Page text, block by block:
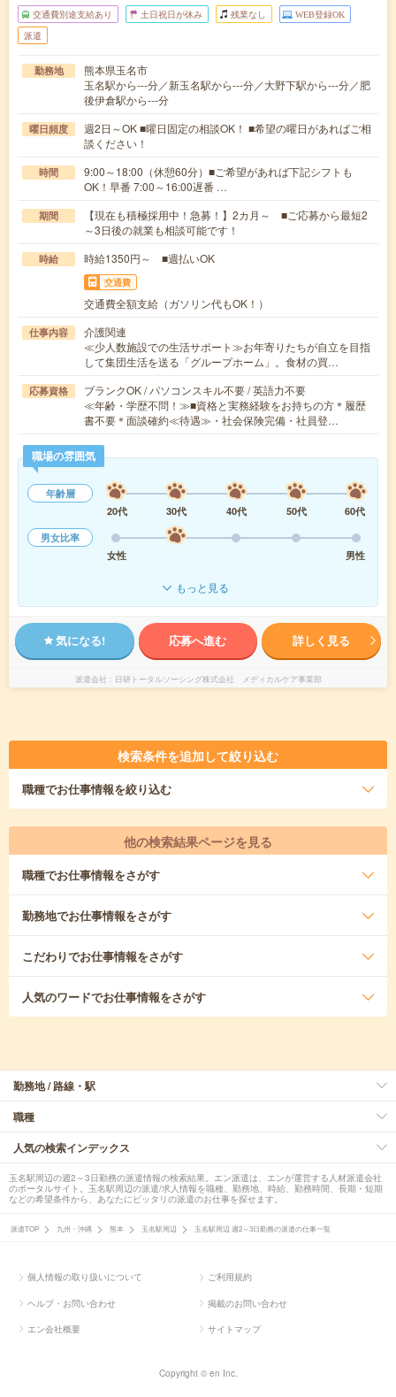
交通費別途支給あり 土日祝日が休み 残業なし WEB登録OK
派遣
勤務地
熊本県玉名市
玉名駅から---分／新玉名駅から---分／大野下駅から---分／肥
後伊倉駅から---分
曜日頻度
週2日～OK ■曜日固定の相談OK！ ■希望の曜日があればご相
談ください！
時間
9:00～18:00（休憩60分）■ご希望があれば下記シフトも
OK！早番 7:00～16:00遅番 …
期間
【現在も積極採用中！急募！】2カ月～ ■ご応募から最短2
～3日後の就業も相談可能です！
時給 時給1350円～ ■週払いOK
交通費
交通費全額支給（ガソリン代もOK！）
仕事内容
介護関連
≪少人数施設での生活サポート≫お年寄りたちが自立を目指
して集団生活を送る「グループホーム」。食材の買…
応募資格
ブランクOK / パソコンスキル不要 / 英語力不要
≪年齢・学歴不問！≫■資格と実務経験をお持ちの方＊履歴
書不要＊面談確約≪待遇≫・社会保険完備・社員登…
職場の雰囲気
年齢層
20代
30代 40代 50代
60代
男女比率
女性
男性
もっと見る
気になる! 応募へ進む 詳しく見る
派遣会社 日研トータルソーシング株式会社 メディカルケア事業部
検索条件を追加して絞り込む
職種でお仕事情報を絞り込む
他の検索結果ページを見る
職種でお仕事情報をさがす
勤務地でお仕事情報をさがす
こだわりでお仕事情報をさがす
人気のワードでお仕事情報をさがす
勤務地 / 路線・駅
職種
人気の検索インデックス
玉名駅周辺の週2～3日勤務の派遣情報の検索結果。エン派遣は、エンが運営する人材派遣会社
のポータルサイト。玉名駅周辺の派遣/求人情報を職種、勤務地、時給、勤務時間、長期・短期
などの希望条件から、あなたにピッタリの派遣のお仕事を探せます。
派遣TOP 九州・沖縄 熊本 玉名駅周辺 玉名駅周辺 週2～3日勤務の派遣の仕事一覧
個人情報の取り扱いについて ご利用規約
ヘルプ・お問い合わせ 掲載のお問い合わせ
エン会社概要 サイトマップ
Copyright © en Inc.